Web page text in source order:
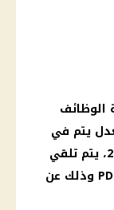
الوظائف
يتم في
الفترة من 10 سبتمبر إلى 23 سبتمبر 2025، يتم تلقي
الطلبات والأوراق المطلوبة بصيغة ملف PDF وذلك عن